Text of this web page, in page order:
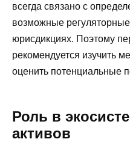
всегда связано с
возможные
юрисдикциях. Поэтому
рекомендуется изучить
оценить потенциальные
Роль в
активов